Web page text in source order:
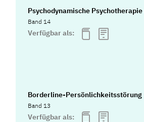
Psychodynamische
Band 14
Verfügbar als:
Borderline-Persönlichkeitsstörung
Band 13
Verfügbar als: